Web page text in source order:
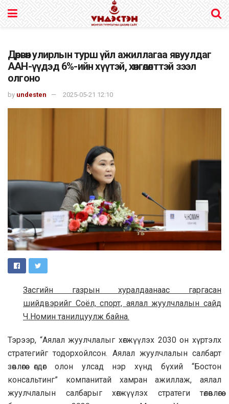
Дөрвөн улирлын турш үйл ажиллагаа явуулдаг
ААН-үүдэд 6%-ийн хүүтэй, хөнгөлөлттэй зээл
олгоно
by undesten 2025-05-21 12:10
Засгийн газрын хуралдаанаас гаргасан
шийдвэрийг Соёл, спорт, аялал жуулчлалын сайд
Ч.Номин танилцуулж байна.
Тэрээр, “Аялал жуулчлалыг хөгжүүлэх 2030 он хүртэлх
стратегийг тодорхойлсон. Аялал жуулчлалын салбарт
зөвлөгөө өгдөг олон улсад нэр хүнд бүхий “Бостон
консальтинг” компанитай хамран ажиллаж, аялал
жуулчлалын салбарыг хөгжүүлэх стратеги төлөвлөгөө